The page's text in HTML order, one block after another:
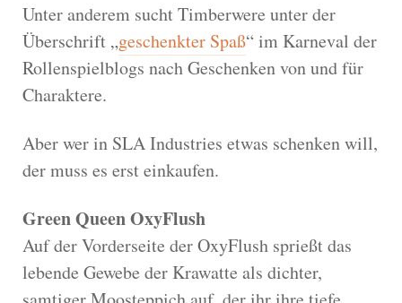
Unter anderem sucht Timberwere unter der
Überschrift „geschenkter Spaß“ im Karneval der
Rollenspielblogs nach Geschenken von und für
Charaktere.
Aber wer in SLA Industries etwas schenken will,
der muss es erst einkaufen.
Green Queen OxyFlush
Auf der Vorderseite der OxyFlush sprießt das
lebende Gewebe der Krawatte als dichter,